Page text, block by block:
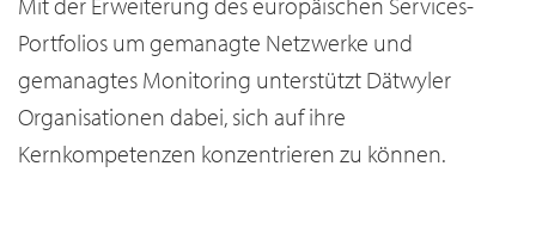
Portfolios um gemanagte Netzwerke und
gemanagtes Monitoring unterstützt Dätwyler
Organisationen dabei, sich auf ihre
Kernkompetenzen konzentrieren zu können.